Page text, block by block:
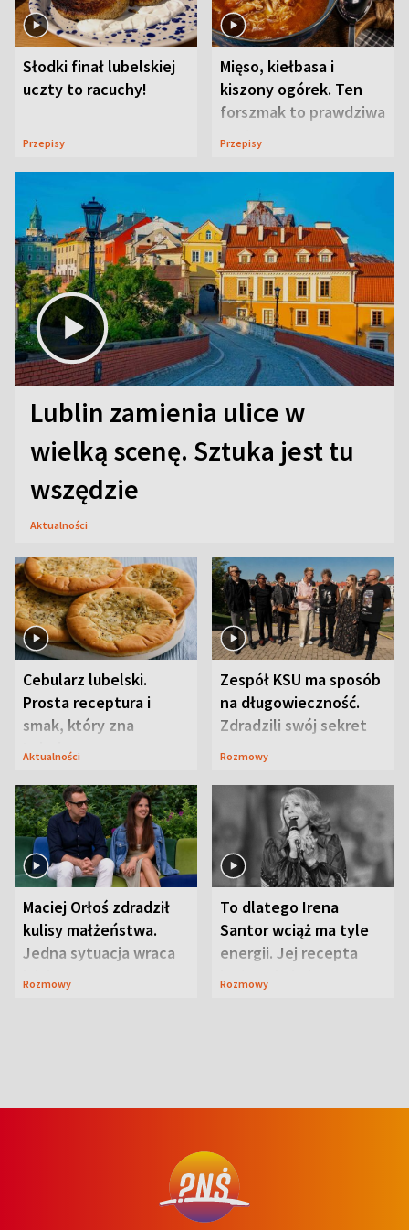
Słodki finał lubelskiej
uczty to racuchy!
Przepisy
Mięso, kiełbasa i
kiszony ogórek. Ten
forszmak to prawdziwa
uczta
Przepisy
Lublin zamienia ulice w
wielką scenę. Sztuka jest tu
wszędzie
Aktualności
Cebularz lubelski.
Prosta receptura i
smak, który zna
Lubelszczyzna
Aktualności
Zespół KSU ma sposób
na długowieczność.
Zdradzili swój sekret
Rozmowy
Maciej Orłoś zdradził
kulisy małżeństwa.
Jedna sytuacja wraca
jak bumerang
Rozmowy
To dlatego Irena
Santor wciąż ma tyle
energii. Jej recepta
jest zaskakująco
Rozmowy